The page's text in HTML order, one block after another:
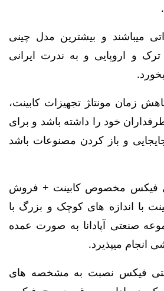
میباشند و بیشترین مدل چینی
و اروپایی و به ندرت ایرانی
زمان مونتا‍ژ تجهیزات کابینت،
خود را داشته باشد و برای
و باز کردن مصنوعات باشد
فیکس مخصوص کابینت + فروش
با اندازه های کوچک و بزرگ با
صنعتی آپادانا به صورت عمده
میپذیرد.
فیکس نصبت به مشخصه های